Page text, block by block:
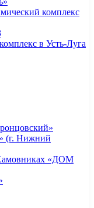
комплекс
в Усть-Луга
(г. Нижний
«ДОМ